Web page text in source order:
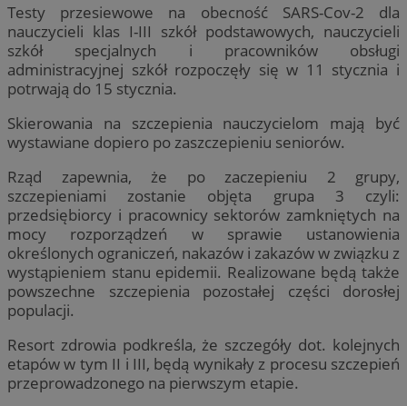
Testy przesiewowe na obecność SARS-Cov-2 dla
nauczycieli klas I-III szkół podstawowych, nauczycieli
szkół specjalnych i pracowników obsługi
administracyjnej szkół rozpoczęły się w 11 stycznia i
potrwają do 15 stycznia.
Skierowania na szczepienia nauczycielom mają być
wystawiane dopiero po zaszczepieniu seniorów.
Rząd zapewnia, że po zaczepieniu 2 grupy,
szczepieniami zostanie objęta grupa 3 czyli:
przedsiębiorcy i pracownicy sektorów zamkniętych na
mocy rozporządzeń w sprawie ustanowienia
określonych ograniczeń, nakazów i zakazów w związku z
wystąpieniem stanu epidemii. Realizowane będą także
powszechne szczepienia pozostałej części dorosłej
populacji.
Resort zdrowia podkreśla, że szczegóły dot. kolejnych
etapów w tym II i III, będą wynikały z procesu szczepień
przeprowadzonego na pierwszym etapie.